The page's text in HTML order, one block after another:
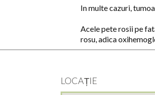
In multe cazuri,
Acele pete rosii pe
rosu, adica
LOCAȚIE